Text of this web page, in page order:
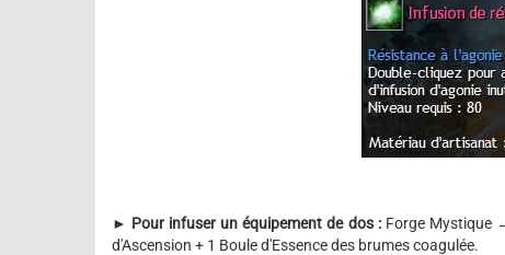
► Pour infuser un équipement de dos :Forge Mystique
d'Ascension + 1 Boule d'Essence des brumes coagulée.